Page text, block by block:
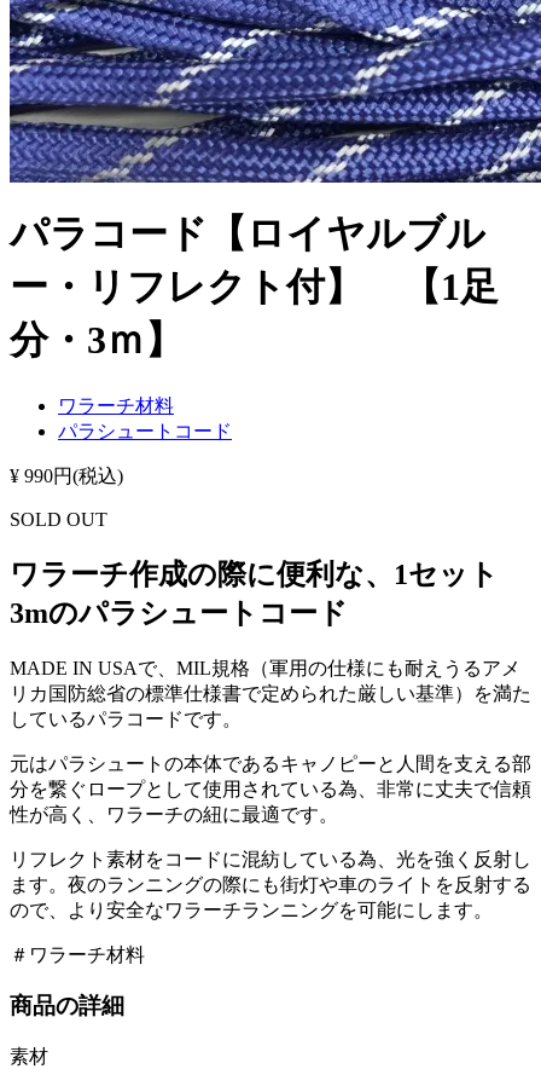
パラコード【ロイヤルブル
ー・リフレクト付】 【1足
分・3ｍ】
ワラーチ材料
パラシュートコード
¥ 990円(税込)
SOLD OUT
ワラーチ作成の際に便利な、1セット
3mのパラシュートコード
MADE IN USAで、MIL規格（軍用の仕様にも耐えうるアメ
リカ国防総省の標準仕様書で定められた厳しい基準）を満た
しているパラコードです。
元はパラシュートの本体であるキャノピーと人間を支える部
分を繋ぐロープとして使用されている為、非常に丈夫で信頼
性が高く、ワラーチの紐に最適です。
リフレクト素材をコードに混紡している為、光を強く反射し
ます。夜のランニングの際にも街灯や車のライトを反射する
ので、より安全なワラーチランニングを可能にします。
＃ワラーチ材料
商品の詳細
素材